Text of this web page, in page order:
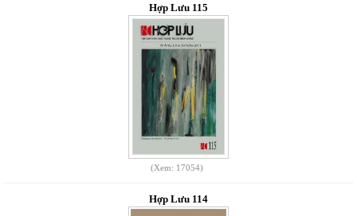
Hợp Lưu 115
(Xem: 17054)
Hợp Lưu 114